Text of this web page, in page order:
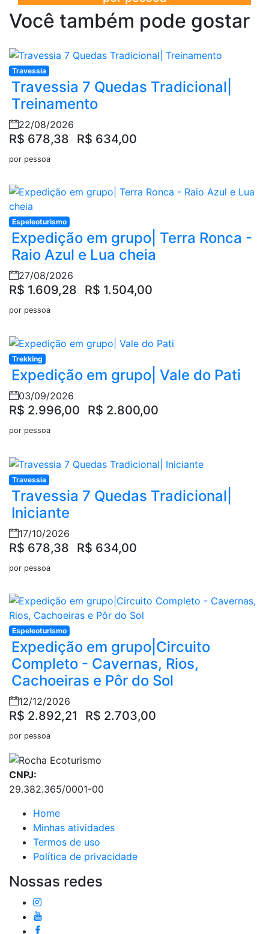
Você também pode gostar
Travessia
Travessia 7 Quedas Tradicional|
Treinamento
22/08/2026
R$ 678,38 R$ 634,00
por pessoa
Espeleoturismo
Expedição em grupo| Terra Ronca -
Raio Azul e Lua cheia
27/08/2026
R$ 1.609,28 R$ 1.504,00
por pessoa
Trekking
Expedição em grupo| Vale do Pati
03/09/2026
R$ 2.996,00 R$ 2.800,00
por pessoa
Travessia
Travessia 7 Quedas Tradicional|
Iniciante
17/10/2026
R$ 678,38 R$ 634,00
por pessoa
Espeleoturismo
Expedição em grupo|Circuito
Completo - Cavernas, Rios,
Cachoeiras e Pôr do Sol
12/12/2026
R$ 2.892,21 R$ 2.703,00
por pessoa
CNPJ:
29.382.365/0001-00
Home
Minhas atividades
Termos de uso
Política de privacidade
Nossas redes